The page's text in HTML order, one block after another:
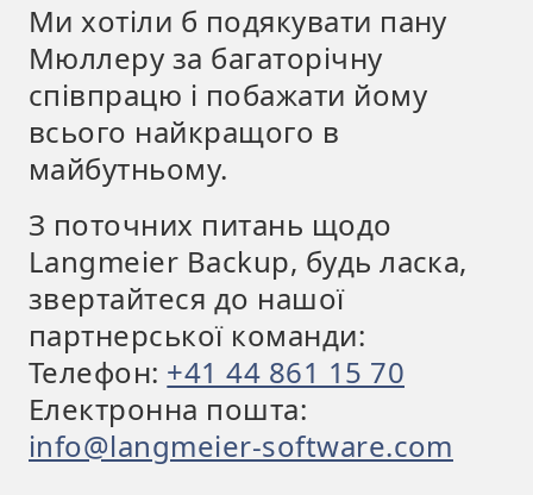
Ми хотіли б подякувати пану
Мюллеру за багаторічну
співпрацю і побажати йому
всього найкращого в
майбутньому.
З поточних питань щодо
Langmeier Backup, будь ласка,
звертайтеся до нашої
партнерської команди:
Телефон: +41 44 861 15 70
Електронна пошта:
info@langmeier-software.com